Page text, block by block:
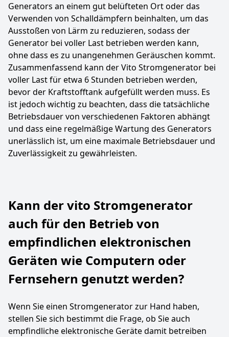
Generators an einem gut belüfteten Ort oder das
Verwenden von Schalldämpfern beinhalten, um das
Ausstoßen von Lärm zu reduzieren, sodass der
Generator bei voller Last betrieben werden kann,
ohne dass es zu unangenehmen Geräuschen kommt.
Zusammenfassend kann der Vito Stromgenerator bei
voller Last für etwa 6 Stunden betrieben werden,
bevor der Kraftstofftank aufgefüllt werden muss. Es
ist jedoch wichtig zu beachten, dass die tatsächliche
Betriebsdauer von verschiedenen Faktoren abhängt
und dass eine regelmäßige Wartung des Generators
unerlässlich ist, um eine maximale Betriebsdauer und
Zuverlässigkeit zu gewährleisten.
Kann der vito Stromgenerator
auch für den Betrieb von
empfindlichen elektronischen
Geräten wie Computern oder
Fernsehern genutzt werden?
Wenn Sie einen Stromgenerator zur Hand haben,
stellen Sie sich bestimmt die Frage, ob Sie auch
empfindliche elektronische Geräte damit betreiben